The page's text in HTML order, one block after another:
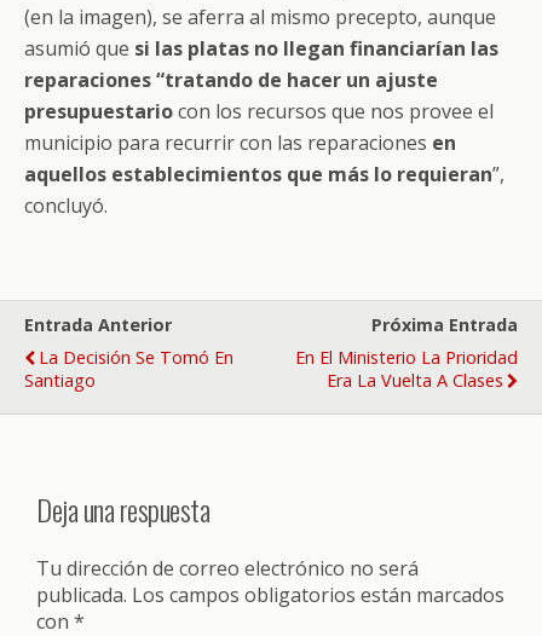
(en la imagen), se aferra al mismo precepto, aunque
asumió que si las platas no llegan financiarían las
reparaciones “tratando de hacer un ajuste
presupuestariocon los recursos que nos provee el
municipio para recurrir con las reparaciones en
aquellos establecimientos que más lo requieran”,
concluyó.
Entrada Anterior
La Decisión Se Tomó En
Santiago
Próxima Entrada
En El Ministerio La Prioridad
Era La Vuelta A Clases
Deja una respuesta
Tu dirección de correo electrónico no será
publicada. Los campos obligatorios están marcados
con *